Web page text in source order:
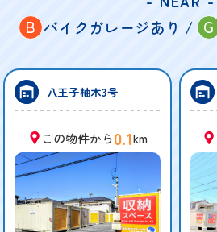
B バイクガレージあり / G
八王子柚木3号
この物件から0.1km